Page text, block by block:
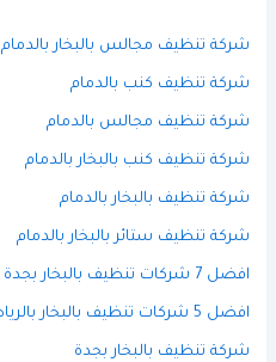
شركة تنظيف مجالس بالبخار بالدمام
شركة تنظيف كنب بالدمام
شركة تنظيف مجالس بالدمام
شركة تنظيف كنب بالبخار بالدمام
شركة تنظيف بالبخار بالدمام
شركة تنظيف ستائر بالبخار بالدمام
افضل 7 شركات تنظيف بالبخار بجدة
افضل 5 شركات تنظيف بالبخار بالرياض
شركة تنظيف بالبخار بجدة